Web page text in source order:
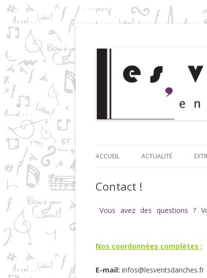
Les Vents
ACCUEIL ACTUALITÉ
Contact !
Vous avez des questions ?
Nos coordonnées complètes :
E-mail: infos@lesventsdanches.fr